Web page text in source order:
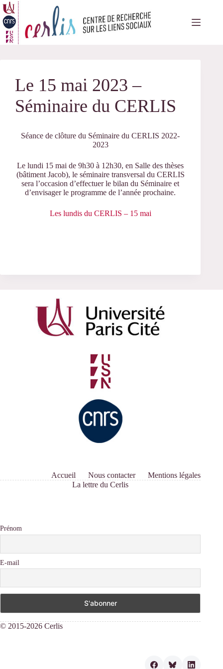
Passer
au
contenu
Le 15 mai 2023 –
Séminaire du CERLIS
Séance de clôture du Séminaire du CERLIS 2022-
2023
Le lundi 15 mai de 9h30 à 12h30, en Salle des thèses
(bâtiment Jacob), le séminaire transversal du CERLIS
sera l’occasion d’effectuer le bilan du Séminaire et
d’envisager le programme de l’année prochaine.
Les lundis du CERLIS – 15 mai
Accueil Nous contacter
Mentions légales
La lettre du Cerlis
Prénom
E-mail
© 2015-2026 Cerlis